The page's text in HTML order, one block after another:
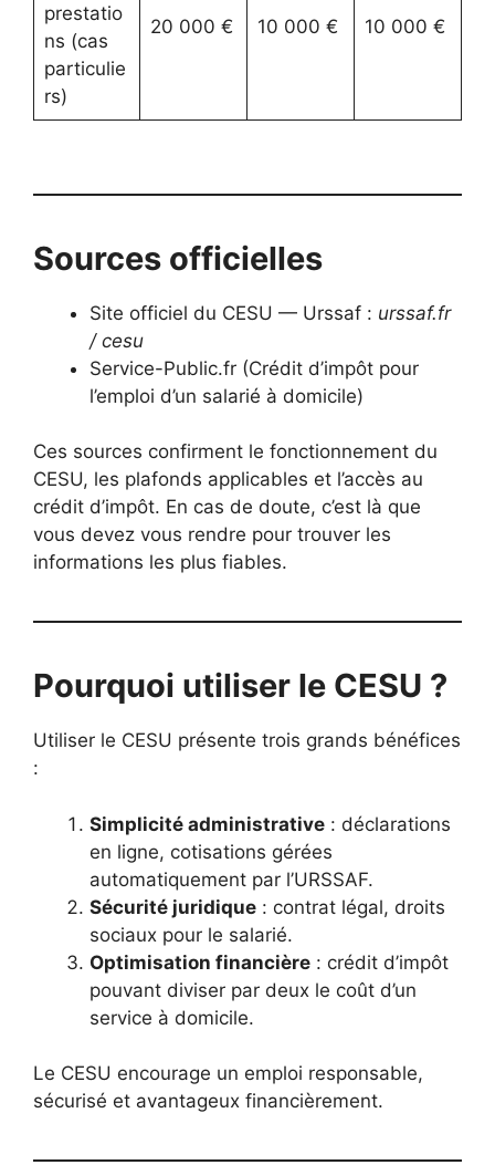
prestatio
ns (cas
particulie
rs)
20 000 € 10 000 € 10 000 €
Sources officielles
Site officiel du CESU — Urssaf : urssaf.fr
/ cesu
Service-Public.fr (Crédit d’impôt pour
l’emploi d’un salarié à domicile)
Ces sources confirment le fonctionnement du
CESU, les plafonds applicables et l’accès au
crédit d’impôt. En cas de doute, c’est là que
vous devez vous rendre pour trouver les
informations les plus fiables.
Pourquoi utiliser le CESU ?
Utiliser le CESU présente trois grands bénéfices
:
Simplicité administrative : déclarations
en ligne, cotisations gérées
automatiquement par l’URSSAF.
Sécurité juridique : contrat légal, droits
sociaux pour le salarié.
Optimisation financière : crédit d’impôt
pouvant diviser par deux le coût d’un
service à domicile.
Le CESU encourage un emploi responsable,
sécurisé et avantageux financièrement.